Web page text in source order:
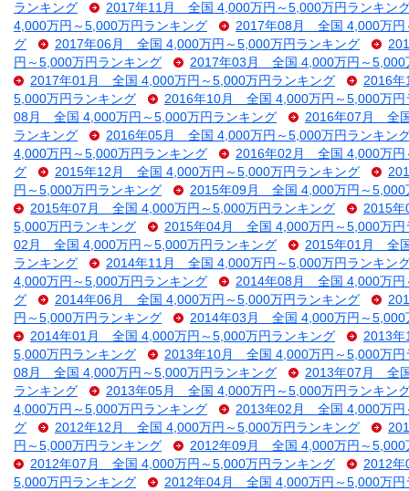
ランキング
2017年11月 全国 4,000万円～5,000万円ランキン
4,000万円～5,000万円ランキング
2017年08月 全国 4,000万円
グ
2017年06月 全国 4,000万円～5,000万円ランキング
円～5,000万円ランキング
2017年03月 全国 4,000万円～5,000
2017年01月 全国 4,000万円～5,000万円ランキング
2016
5,000万円ランキング
2016年10月 全国 4,000万円～5,000万円
08月 全国 4,000万円～5,000万円ランキング
2016年07月 全
ランキング
2016年05月 全国 4,000万円～5,000万円ランキン
4,000万円～5,000万円ランキング
2016年02月 全国 4,000万円
グ
2015年12月 全国 4,000万円～5,000万円ランキング
円～5,000万円ランキング
2015年09月 全国 4,000万円～5,000
2015年07月 全国 4,000万円～5,000万円ランキング
2015
5,000万円ランキング
2015年04月 全国 4,000万円～5,000万円
02月 全国 4,000万円～5,000万円ランキング
2015年01月 全
ランキング
2014年11月 全国 4,000万円～5,000万円ランキン
4,000万円～5,000万円ランキング
2014年08月 全国 4,000万円
グ
2014年06月 全国 4,000万円～5,000万円ランキング
円～5,000万円ランキング
2014年03月 全国 4,000万円～5,000
2014年01月 全国 4,000万円～5,000万円ランキング
2013
5,000万円ランキング
2013年10月 全国 4,000万円～5,000万円
08月 全国 4,000万円～5,000万円ランキング
2013年07月 全
ランキング
2013年05月 全国 4,000万円～5,000万円ランキン
4,000万円～5,000万円ランキング
2013年02月 全国 4,000万円
グ
2012年12月 全国 4,000万円～5,000万円ランキング
円～5,000万円ランキング
2012年09月 全国 4,000万円～5,000
2012年07月 全国 4,000万円～5,000万円ランキング
2012
5,000万円ランキング
2012年04月 全国 4,000万円～5,000万円